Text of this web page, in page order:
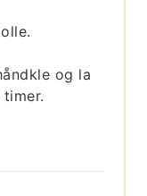
og la